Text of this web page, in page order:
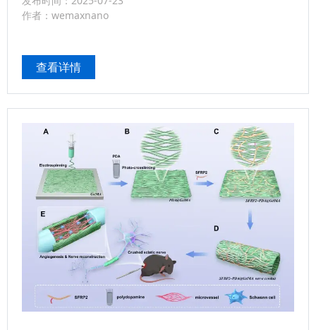
PVDF-TrFE/BTO纳米纤维模拟耳蜗基底膜，通过多共
振通道捕获完整声学线索。AI模型在水平和垂直方向分
解决了传统助听器在空间感知和频谱解析上的局限，为
下一代人工耳蜗、智能穿戴和机器人听...
作者：wemaxnano
查看详情